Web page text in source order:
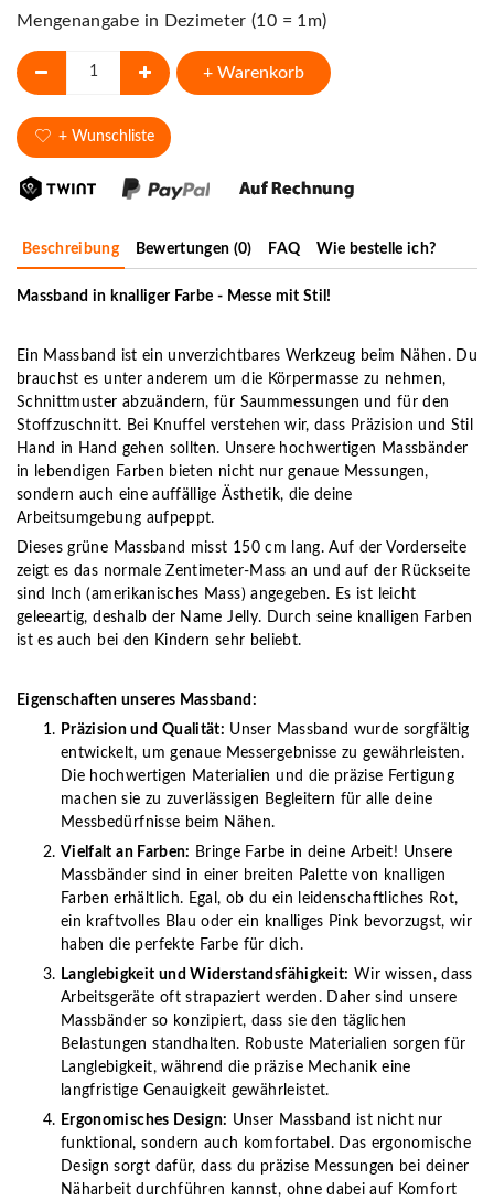
Mengenangabe in Dezimeter (10 = 1m)
+ Warenkorb
+ Wunschliste
Beschreibung Bewertungen (0) FAQ Wie bestelle ich?
Massband in knalliger Farbe - Messe mit Stil!
Ein Massband ist ein unverzichtbares Werkzeug beim Nähen. Du
brauchst es unter anderem um die Körpermasse zu nehmen,
Schnittmuster abzuändern, für Saummessungen und für den
Stoffzuschnitt. Bei Knuffel verstehen wir, dass Präzision und Stil
Hand in Hand gehen sollten. Unsere hochwertigen Massbänder
in lebendigen Farben bieten nicht nur genaue Messungen,
sondern auch eine auffällige Ästhetik, die deine
Arbeitsumgebung aufpeppt.
Dieses grüne Massband misst 150 cm lang. Auf der Vorderseite
zeigt es das normale Zentimeter-Mass an und auf der Rückseite
sind Inch (amerikanisches Mass) angegeben. Es ist leicht
geleeartig, deshalb der Name Jelly. Durch seine knalligen Farben
ist es auch bei den Kindern sehr beliebt.
Eigenschaften unseres Massband:
Präzision und Qualität: Unser Massband wurde sorgfältig
entwickelt, um genaue Messergebnisse zu gewährleisten.
Die hochwertigen Materialien und die präzise Fertigung
machen sie zu zuverlässigen Begleitern für alle deine
Messbedürfnisse beim Nähen.
Vielfalt an Farben: Bringe Farbe in deine Arbeit! Unsere
Massbänder sind in einer breiten Palette von knalligen
Farben erhältlich. Egal, ob du ein leidenschaftliches Rot,
ein kraftvolles Blau oder ein knalliges Pink bevorzugst, wir
haben die perfekte Farbe für dich.
Langlebigkeit und Widerstandsfähigkeit: Wir wissen, dass
Arbeitsgeräte oft strapaziert werden. Daher sind unsere
Massbänder so konzipiert, dass sie den täglichen
Belastungen standhalten. Robuste Materialien sorgen für
Langlebigkeit, während die präzise Mechanik eine
langfristige Genauigkeit gewährleistet.
Ergonomisches Design: Unser Massband ist nicht nur
funktional, sondern auch komfortabel. Das ergonomische
Design sorgt dafür, dass du präzise Messungen bei deiner
Näharbeit durchführen kannst, ohne dabei auf Komfort